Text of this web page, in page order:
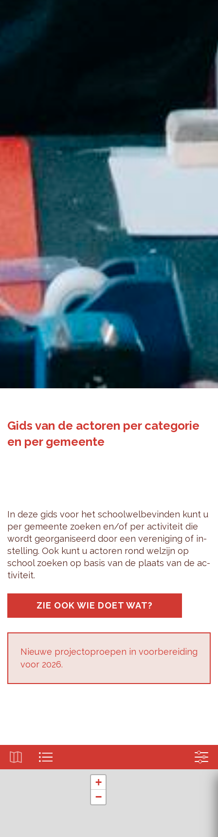
Gids van de actoren per categorie
en per gemeente
In deze gids voor het school­wel­be­vin­den kunt u
per ge­meen­te zoe­ken en/of per ac­ti­vi­teit die
wordt ge­or­ga­ni­seerd door een ver­e­ni­ging of in­
stel­ling. Ook kunt u ac­to­ren rond wel­zijn op
school zoe­ken op basis van de plaats van de ac­
ti­vi­teit.
ZIE OOK WIE DOET WAT?
Nieu­we pro­jec­top­roe­pen in voor­be­rei­ding
voor 2026.
+
−